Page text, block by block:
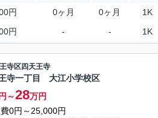
円 0ヶ月 0ヶ月 1K
円 - - 1K
寺区四天王寺
寺一丁目 大江小学校区
～28万円
0円～25,000円